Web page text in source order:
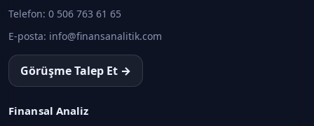
Muhasebe ve Finansal Raporlama · Konu 13
Gelir Tablosu Hesapları
Telefon: 0 506 763 61 65
E-posta: info@finansanalitik.com
Görüşme Talep Et →
Finansal Analiz